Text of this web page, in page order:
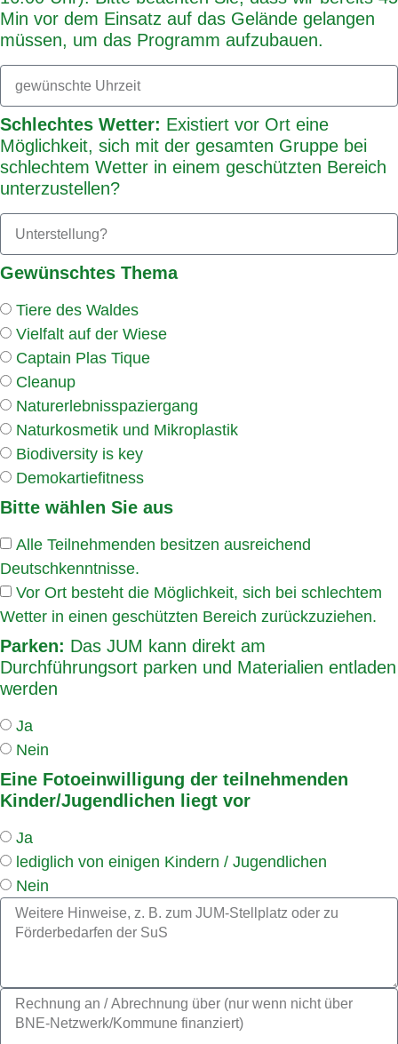
Min vor dem Einsatz auf das Gelände gelangen
müssen, um das Programm aufzubauen.
Schlechtes Wetter: Existiert vor Ort eine
Möglichkeit, sich mit der gesamten Gruppe bei
schlechtem Wetter in einem geschützten Bereich
unterzustellen?
Gewünschtes Thema
Tiere des Waldes
Vielfalt auf der Wiese
Captain Plas Tique
Cleanup
Naturerlebnisspaziergang
Naturkosmetik und Mikroplastik
Biodiversity is key
Demokartiefitness
Bitte wählen Sie aus
Alle Teilnehmenden besitzen ausreichend
Deutschkenntnisse.
Vor Ort besteht die Möglichkeit, sich bei schlechtem
Wetter in einen geschützten Bereich zurückzuziehen.
Parken: Das JUM kann direkt am
Durchführungsort parken und Materialien entladen
werden
Ja
Nein
Eine Fotoeinwilligung der teilnehmenden
Kinder/Jugendlichen liegt vor
Ja
lediglich von einigen Kindern / Jugendlichen
Nein